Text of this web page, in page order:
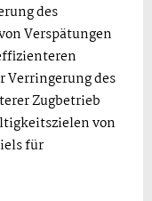
des
Verspätungen
Verringerung des
Zugbetrieb
von
für